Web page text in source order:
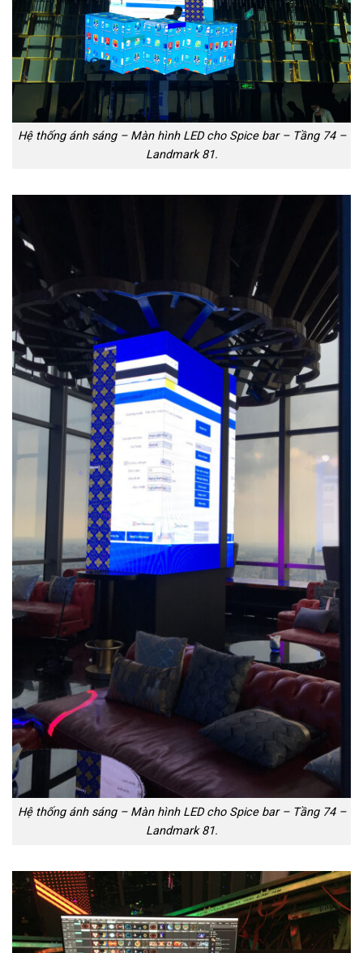
Hệ thống ánh sáng – Màn hình LED cho Spice bar – Tầng 74 –
Landmark 81.
Hệ thống ánh sáng – Màn hình LED cho Spice bar – Tầng 74 –
Landmark 81.